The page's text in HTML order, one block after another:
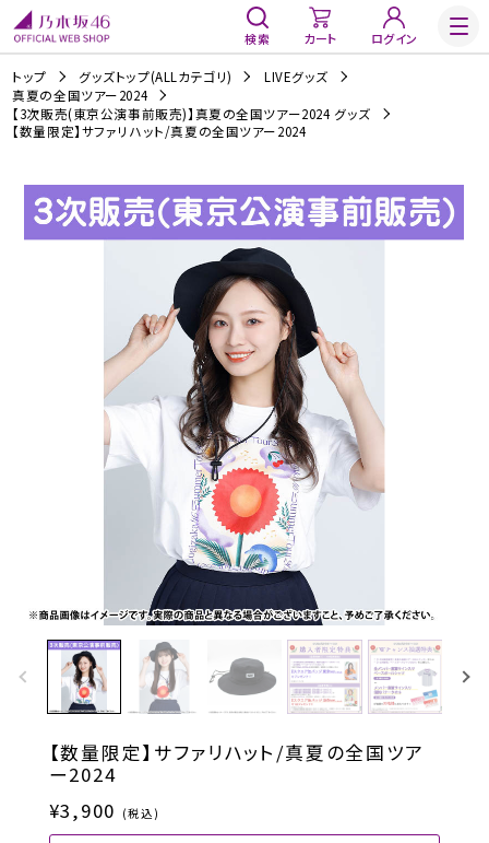
検索 カート ログイン
トップ グッズトップ(ALLカテゴリ)
LIVEグッズ
真夏の全国ツアー2024
【3次販売(東京公演事前販売)】真夏の全国ツアー2024 グッズ
【数量限定】サファリハット/真夏の全国ツアー2024
【数量限定】サファリハット/真夏の全国ツア
ー2024
¥3,900 (税込)